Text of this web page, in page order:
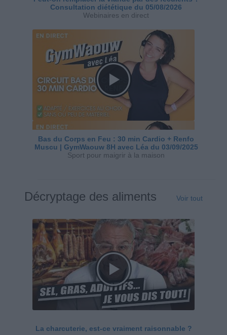
Consultation diététique du 05/08/2026
Webinaires en direct
Bas du Corps en Feu : 30 min Cardio + Renfo
Muscu | GymWaouw 8H avec Léa du 03/09/2025
Sport pour maigrir à la maison
Décryptage des aliments Voir tout
La charcuterie, est-ce vraiment raisonnable ?